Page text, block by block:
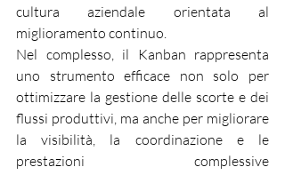
cultura aziendale orientata al
miglioramento continuo.
Nel complesso, il Kanban rappresenta
uno strumento efficace non solo per
ottimizzare la gestione delle scorte e dei
flussi produttivi, ma anche per migliorare
la visibilità, la coordinazione e le
prestazioni complessive